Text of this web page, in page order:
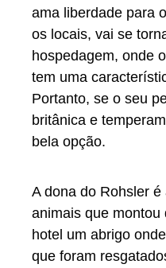
ama liberdade para
os locais, vai se
hospedagem, onde
tem uma
Portanto, se o seu
britânica e
bela opção.
A dona do Rohsler
animais que
hotel um abrigo
que foram